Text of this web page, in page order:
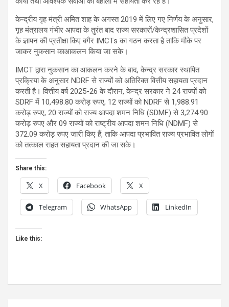
केन्द्रीय गृह मंत्री अमित शाह के अगस्त 2019 में लिए गए निर्णय के अनुसार,
गृह मंत्रालय गंभीर आपदा के तुरंत बाद राज्य सरकारों/केन्द्रशासित प्रदेशों
के ज्ञापन की प्रतीक्षा किए बगैर IMCTs का गठन करता है ताकि मौके पर
जाकर नुकसान काआकलन किया जा सके।
IMCT द्वारा नुकसान का आकलन करने के बाद, केन्द्र सरकार स्थापित
प्रक्रिया के अनुसार NDRF से राज्यों को अतिरिक्त वित्तीय सहायता प्रदान
करती है। वित्तीय वर्ष 2025-26 के दौरान, केन्द्र सरकार ने 24 राज्यों को
SDRF में 10,498.80 करोड़ रुपए, 12 राज्यों को NDRF से 1,988.91
करोड़ रुपए, 20 राज्यों को राज्य आपदा शमन निधि (SDMF) से 3,274.90
करोड़ रुपए और 09 राज्यों को राष्ट्रीय आपदा शमन निधि (NDMF) से
372.09 करोड़ रुपए जारी किए हैं, ताकि आपदा प्रभावित राज्य प्रभावित लोगों
को तत्काल राहत सहायता प्रदान की जा सके।
Share this:
X Facebook X
Telegram WhatsApp LinkedIn
Like this: